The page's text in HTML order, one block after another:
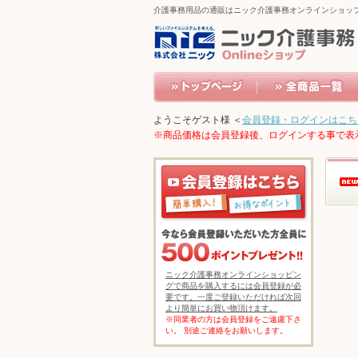
介護事務用品の通販はニック介護事務オンラインショ
ようこそゲスト様 ＜ 会員登録・ログインはこ
※商品価格は会員登録後、ログインする事で表
ニック介護事務オンラインショッピン
グで商品を購入するには会員登録が必
要です。一度ご登録いただければ次回
より簡単にお買い物頂けます。
※同業者の方は会員登録をご遠慮下さ
い。 別途ご連絡をお願いします。